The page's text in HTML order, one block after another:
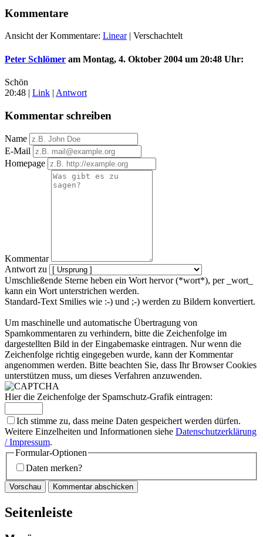
Kommentare
Ansicht der Kommentare: Linear| Verschachtelt
Peter Schlömer am Montag, 4. Oktober 2004 um 20:48 Uhr:
Schön
20:48 | Link | Antwort
Kommentar schreiben
Name
E-Mail
Homepage
Kommentar
Antwort zu
Umschließende Sterne heben ein Wort hervor (*wort*), per _wort_
kann ein Wort unterstrichen werden.
Standard-Text Smilies wie :-) und ;-) werden zu Bildern konvertiert.
Um maschinelle und automatische Übertragung von
Spamkommentaren zu verhindern, bitte die Zeichenfolge im
dargestellten Bild in der Eingabemaske eintragen. Nur wenn die
Zeichenfolge richtig eingegeben wurde, kann der Kommentar
angenommen werden. Bitte beachten Sie, dass Ihr Browser Cookies
unterstützen muss, um dieses Verfahren anzuwenden.
Hier die Zeichenfolge der Spamschutz-Grafik eintragen:
Ich stimme zu, dass meine Daten gespeichert werden dürfen.
Weitere Einzelheiten und Informationen siehe Datenschutzerklärung
/ Impressum.
Formular-Optionen
Daten merken?
Seitenleiste